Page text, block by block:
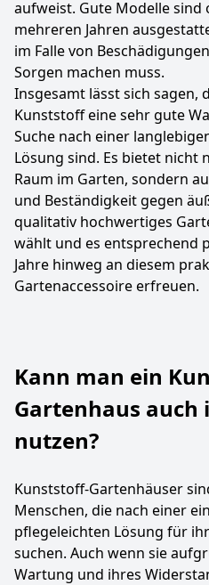
aufweist. Gute Modelle
mehreren Jahren
im Falle von
Sorgen machen muss.
Insgesamt lässt sich sagen,
Kunststoff eine sehr gute
Suche nach einer
Lösung sind. Es bietet nicht
Raum im Garten, sondern
und Beständigkeit gegen
qualitativ hochwertiges
wählt und es entsprechend
Jahre hinweg an diesem
Gartenaccessoire erfreuen.
Kann man ein
Gartenhaus auch
nutzen?
Kunststoff-Gartenhäuser
Menschen, die nach einer
pflegeleichten Lösung für
suchen. Auch wenn sie
Wartung und ihres